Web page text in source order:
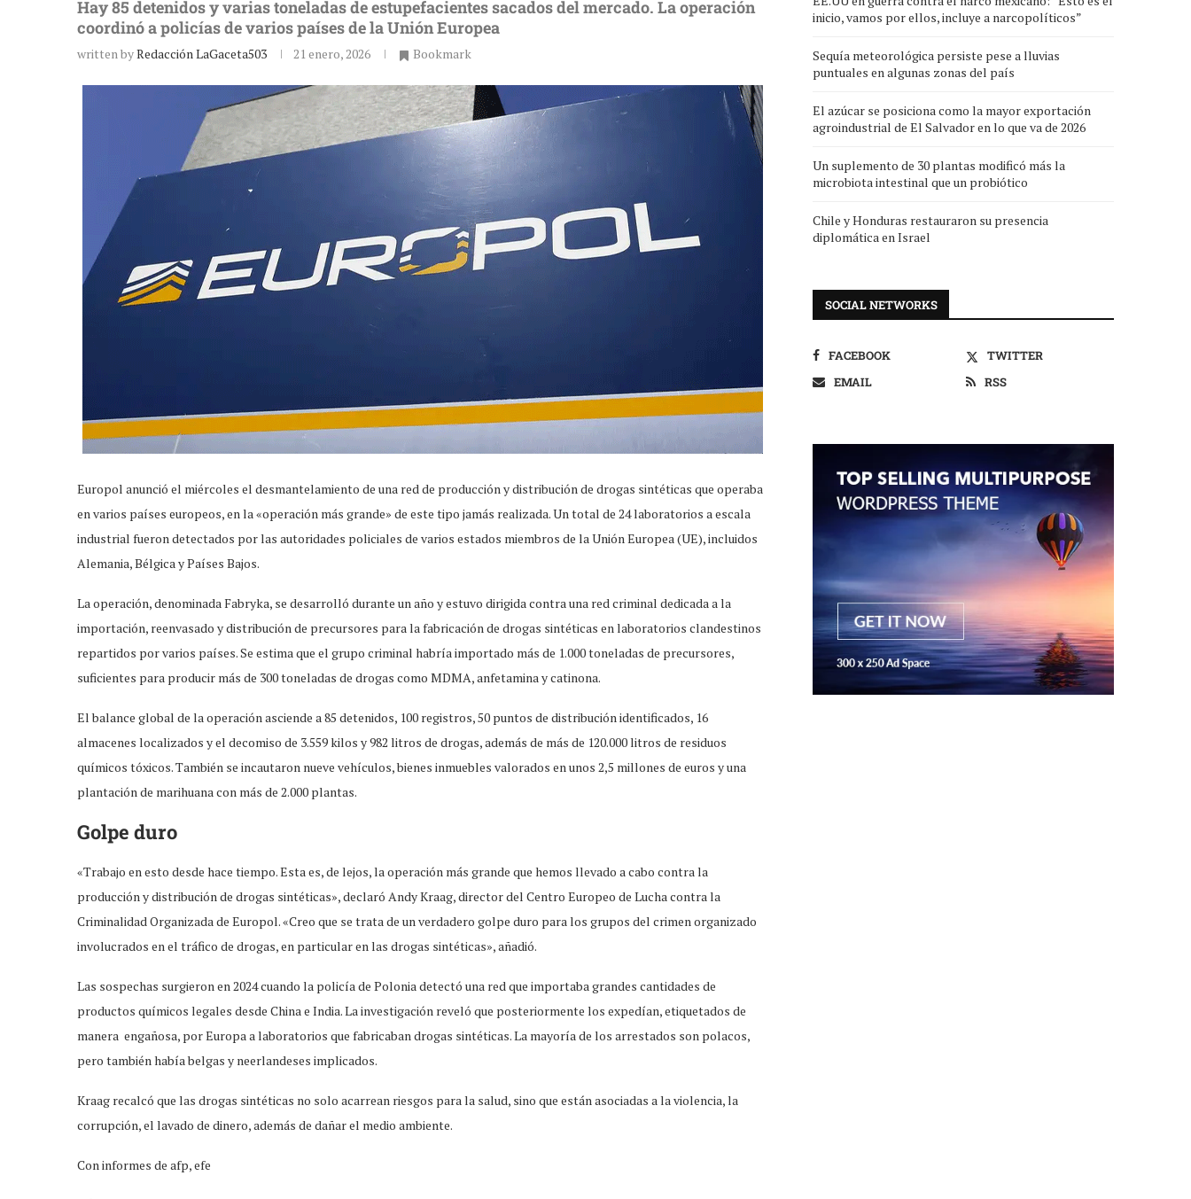
Hay 85 detenidos y varias toneladas de estupefacientes sacados del mercado. La operación
coordinó a policías de varios países de la Unión Europea
written byRedacción LaGaceta503 21 enero, 2026 Bookmark
Europol anunció el miércoles el desmantelamiento de una red de producción y distribución de drogas sintéticas que operaba
en varios países europeos, en la «operación más grande» de este tipo jamás realizada. Un total de 24 laboratorios a escala
industrial fueron detectados por las autoridades policiales de varios estados miembros de la Unión Europea (UE), incluidos
Alemania, Bélgica y Países Bajos.
La operación, denominada Fabryka, se desarrolló durante un año y estuvo dirigida contra una red criminal dedicada a la
importación, reenvasado y distribución de precursores para la fabricación de drogas sintéticas en laboratorios clandestinos
repartidos por varios países. Se estima que el grupo criminal habría importado más de 1.000 toneladas de precursores,
suficientes para producir más de 300 toneladas de drogas como MDMA, anfetamina y catinona.
El balance global de la operación asciende a 85 detenidos, 100 registros, 50 puntos de distribución identificados, 16
almacenes localizados y el decomiso de 3.559 kilos y 982 litros de drogas, además de más de 120.000 litros de residuos
químicos tóxicos. También se incautaron nueve vehículos, bienes inmuebles valorados en unos 2,5 millones de euros y una
plantación de marihuana con más de 2.000 plantas.
Golpe duro
«Trabajo en esto desde hace tiempo. Esta es, de lejos, la operación más grande que hemos llevado a cabo contra la
producción y distribución de drogas sintéticas», declaró Andy Kraag, director del Centro Europeo de Lucha contra la
Criminalidad Organizada de Europol. «Creo que se trata de un verdadero golpe duro para los grupos del crimen organizado
involucrados en el tráfico de drogas, en particular en las drogas sintéticas», añadió.
Las sospechas surgieron en 2024 cuando la policía de Polonia detectó una red que importaba grandes cantidades de
productos químicos legales desde China e India. La investigación reveló que posteriormente los expedían, etiquetados de
manera engañosa, por Europa a laboratorios que fabricaban drogas sintéticas. La mayoría de los arrestados son polacos,
pero también había belgas y neerlandeses implicados.
Kraag recalcó que las drogas sintéticas no solo acarrean riesgos para la salud, sino que están asociadas a la violencia, la
corrupción, el lavado de dinero, además de dañar el medio ambiente.
Con informes de afp, efe
inicio, vamos por ellos, incluye a narcopolíticos”
Sequía meteorológica persiste pese a lluvias
puntuales en algunas zonas del país
El azúcar se posiciona como la mayor exportación
agroindustrial de El Salvador en lo que va de 2026
Un suplemento de 30 plantas modificó más la
microbiota intestinal que un probiótico
Chile y Honduras restauraron su presencia
diplomática en Israel
SOCIAL NETWORKS
FACEBOOK
TWITTER
EMAIL
RSS